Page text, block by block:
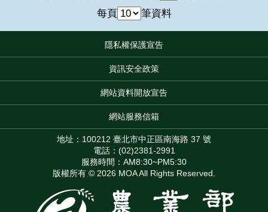
每頁
筆資料
隱私權保護宣告
資訊安全政策
網站資料開放宣告
網站服務信箱
地址：100212 臺北市中正區南海路 37 號
電話：(02)2381-2991
服務時間：AM8:30~PM5:30
版權所有 © 2026 MOA All Rights Reserved.